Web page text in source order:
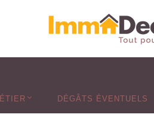
DÉGÂTS ÉVENTUELS